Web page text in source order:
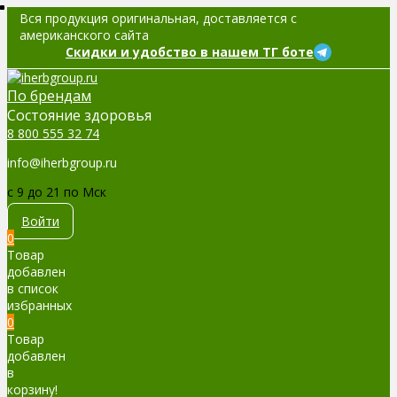
Вся продукция оригинальная, доставляется с
американского сайта
Скидки и удобство в нашем ТГ боте
По брендам
Cостояние здоровья
8 800 555 32 74
info@iherbgroup.ru
c 9 до 21 по Мск
Войти
0
Товар
добавлен
в список
избранных
0
Товар
добавлен
в
корзину!